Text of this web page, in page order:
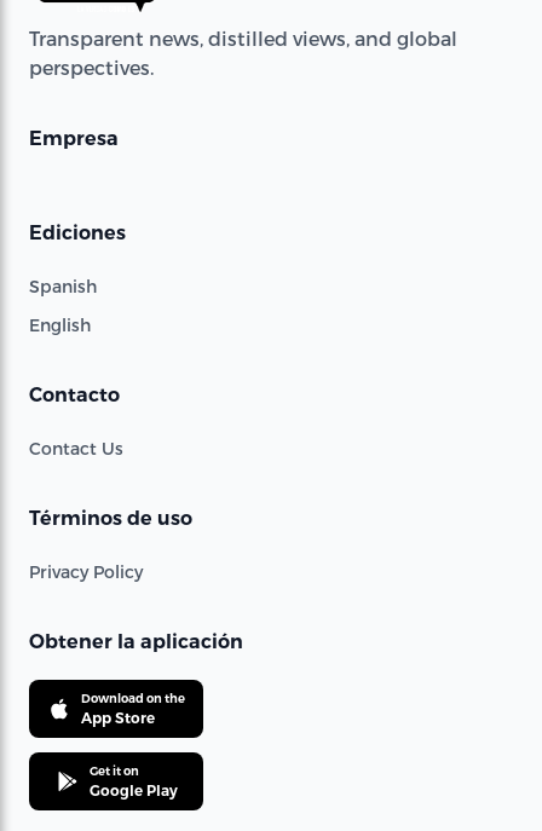
Transparent news, distilled views, and global
perspectives.
Empresa
Ediciones
Spanish
English
Contacto
Contact Us
Términos de uso
Privacy Policy
Obtener la aplicación
Download on the
App Store
Get it on
Google Play